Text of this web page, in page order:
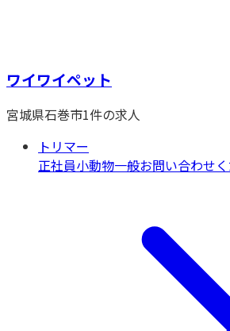
ワイワイペット
宮城県石巻市1件の求人
トリマー
正社員小動物一般お問い合わせ